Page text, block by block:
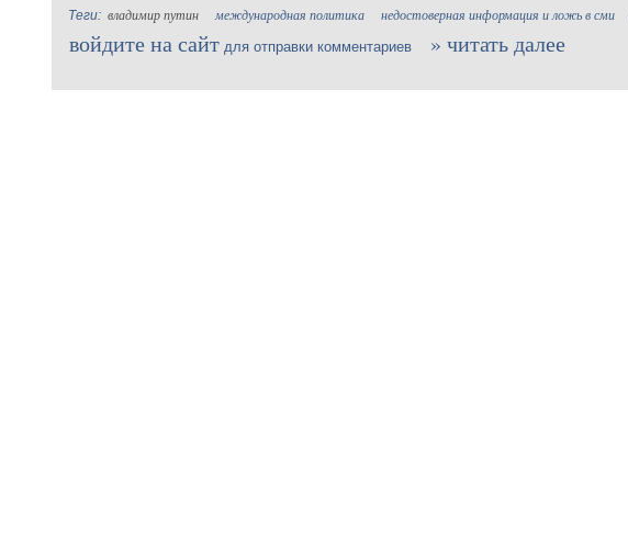
владимир путин международная политика недостоверная информация и ложь в сми
войдите на сайт для отправки комментариев читать далее